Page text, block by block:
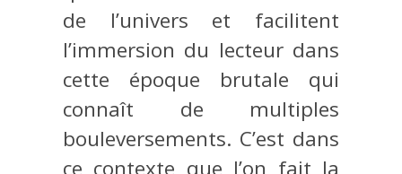
de l’univers et facilitent
l’immersion du lecteur dans
cette époque brutale qui
connaît de multiples
bouleversements. C’est dans
ce contexte que l’on fait la